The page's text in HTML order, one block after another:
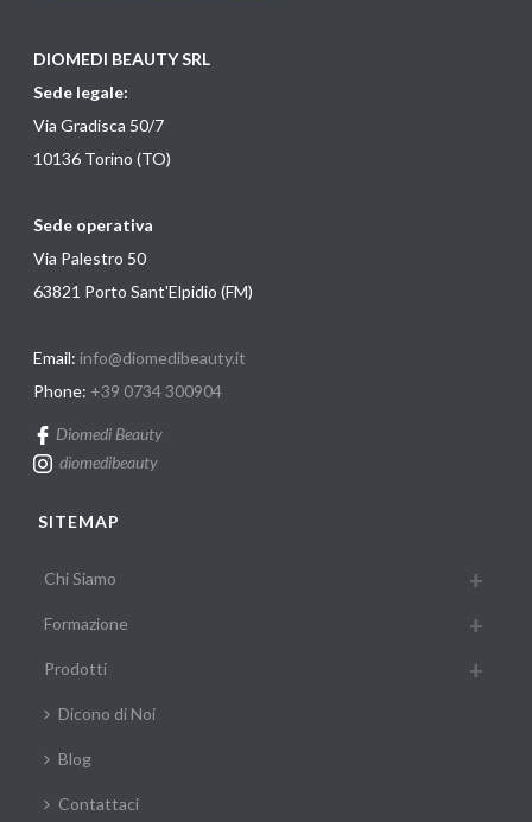
DIOMEDI BEAUTY SRL
Sede legale:
Via Gradisca 50/7
10136 Torino (TO)
Sede operativa
Via Palestro 50
63821 Porto Sant'Elpidio (FM)
Email: info@diomedibeauty.it
Phone: +39 0734 300904
Diomedi Beauty
diomedibeauty
SITEMAP
Chi Siamo
Formazione
Prodotti
Dicono di Noi
Blog
Contattaci